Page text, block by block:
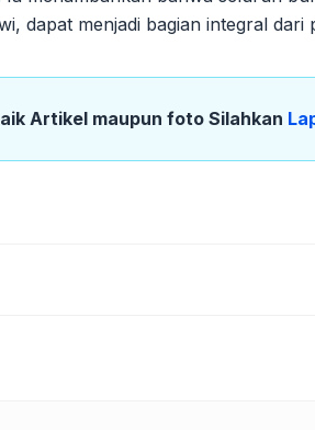
dapat menjadi bagian integral
Artikel maupun foto Silahkan